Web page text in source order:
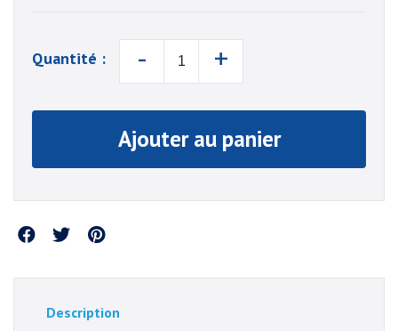
Quantité : - +
Ajouter au panier
Partager
Description